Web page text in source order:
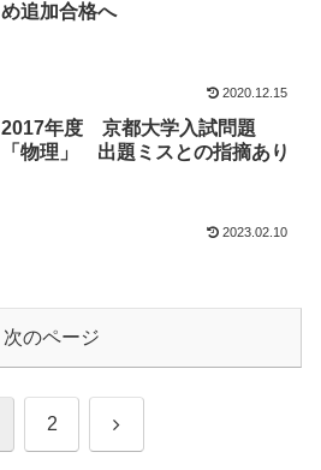
め追加合格へ
2020.12.15
2017年度 京都大学入試問題
「物理」 出題ミスとの指摘あり
2023.02.10
次のページ
2 次